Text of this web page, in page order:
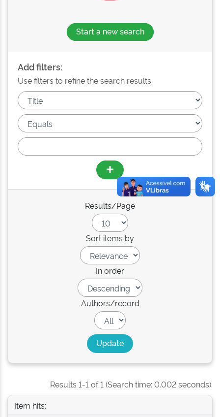
Start a new search
Add filters:
Use filters to refine the search results.
Results/Page
Sort items by
In order
Authors/record
Results 1-1 of 1 (Search time: 0.002 seconds).
Item hits: